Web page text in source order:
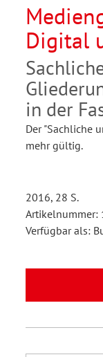
Digital
in der
Der "Sachliche
mehr gültig.
2016, 28 S.
Artikelnummer:
Verfügbar als: